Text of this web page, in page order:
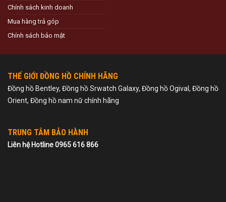
Chính sách kinh doanh
Mua hàng trả góp
Chính sách bảo mật
THẾ GIỚI ĐỒNG HỒ CHÍNH HÃNG
Đồng hồ Bentley, Đồng hồ Srwatch Galaxy, Đồng hồ Ogival, Đồng hồ
Orient, Đồng hồ nam nữ chính hãng
TRUNG TÂM BẢO HÀNH
Liên hệ Hotline 0965 616 866